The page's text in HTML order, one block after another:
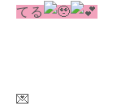
てる
💌